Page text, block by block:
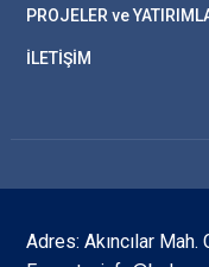
PROJELER ve
İLETİŞİM
Adres: Akıncılar